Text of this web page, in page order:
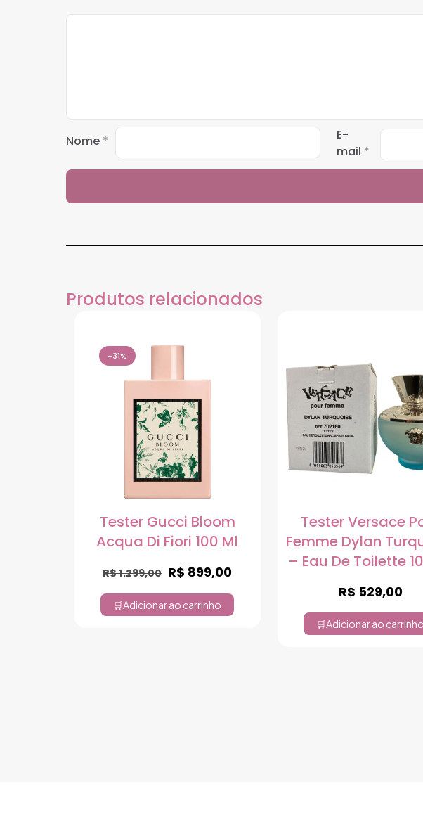
Nome *
E-
mail *
Produtos relacionados
-31%
Tester Gucci Bloom
Acqua Di Fiori 100 Ml
R$1.299,00 R$ 899,00
Adicionar ao carrinho
Tester Versace
Femme Dylan
– Eau De Toilette
R$ 529,00
Adicionar ao carrinho